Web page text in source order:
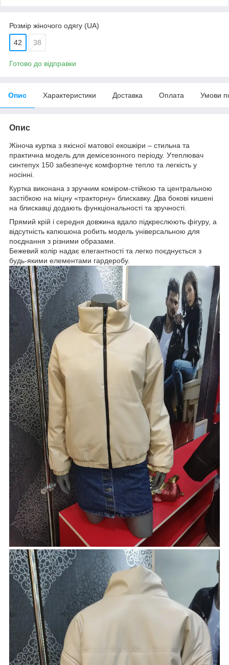
Розмір жіночого одягу (UA)
42 38
Готово до відправки
Опис Характеристики Доставка Оплата Умови
Опис
Жіноча куртка з якісної матової екошкіри – стильна та
практична модель для демісезонного періоду. Утеплювач
синтепух 150 забезпечує комфортне тепло та легкість у
носінні.
Куртка виконана з зручним коміром-стійкою та центральною
застібкою на міцну «тракторну» блискавку. Два бокові кишені
на блискавці додають функціональності та зручності.
Прямий крій і середня довжина вдало підкреслюють фігуру, а
відсутність капюшона робить модель універсальною для
поєднання з різними образами.
Бежевий колір надає елегантності та легко поєднується з
будь-якими елементами гардеробу.